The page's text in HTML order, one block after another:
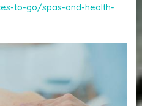
to-go/spas-and-health-